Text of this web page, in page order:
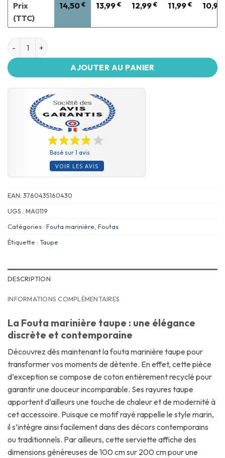
Prix
(TTC)
14,50 € 13,99 € 12,99 €
11,99 € 10,99
AJOUTER AU PANIER
Basé sur 1 avis
VOIR LES AVIS
EAN: 3760435160430
UGS : MA0119
Catégories : Fouta marinière Foutas
Étiquette : Taupe
DESCRIPTION
INFORMATIONS COMPLÉMENTAIRES
La Fouta marinière taupe : une élégance
discrète et contemporaine
Découvrez dès maintenant la fouta marinière taupe pour
transformer vos moments de détente. En effet, cette pièce
d’exception se compose de coton entièrement recyclé pour
garantir une douceur incomparable. Ses rayures taupe
apportent d’ailleurs une touche de chaleur et de modernité à
cet accessoire. Puisque ce motif rayé rappelle le style marin,
il s’intègre ainsi facilement dans des décors contemporains
ou traditionnels. Par ailleurs, cette serviette affiche des
dimensions généreuses de 100 cm sur 200 cm pour une